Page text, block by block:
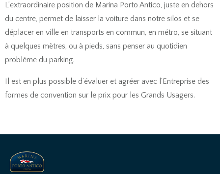
L’extraordinaire position de Marina Porto Antico, juste en dehors
du centre, permet de laisser la voiture dans notre silos et se
déplacer en ville en transports en commun, en métro, se situant
à quelques mètres, ou à pieds, sans penser au quotidien
problème du parking.
Il est en plus possible d’évaluer et agréer avec l’Entreprise des
formes de convention sur le prix pour les Grands Usagers.